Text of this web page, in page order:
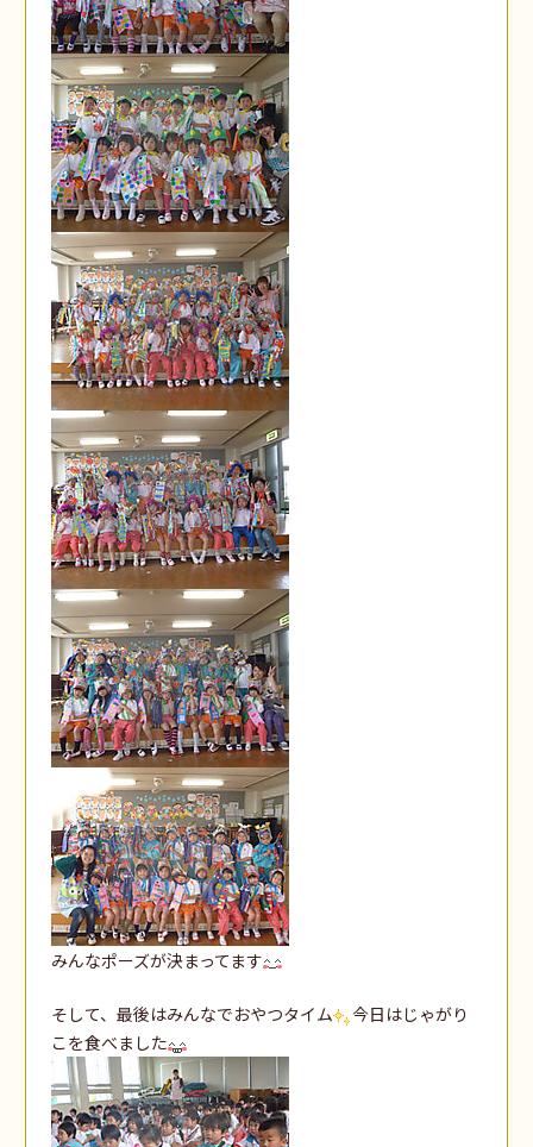
みんなポーズが決まってます
そして、最後はみんなでおやつタイム
今日はじゃがり
こを食べました